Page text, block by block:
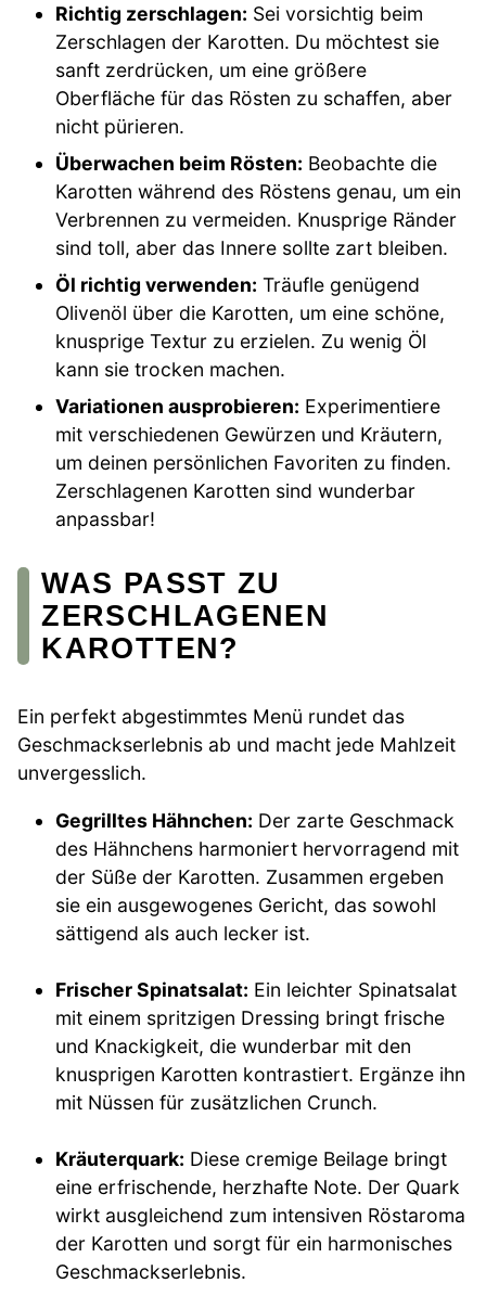
Richtig zerschlagen: Sei vorsichtig beim
Zerschlagen der Karotten. Du möchtest sie
sanft zerdrücken, um eine größere
Oberfläche für das Rösten zu schaffen, aber
nicht pürieren.
Überwachen beim Rösten: Beobachte die
Karotten während des Röstens genau, um ein
Verbrennen zu vermeiden. Knusprige Ränder
sind toll, aber das Innere sollte zart bleiben.
Öl richtig verwenden: Träufle genügend
Olivenöl über die Karotten, um eine schöne,
knusprige Textur zu erzielen. Zu wenig Öl
kann sie trocken machen.
Variationen ausprobieren: Experimentiere
mit verschiedenen Gewürzen und Kräutern,
um deinen persönlichen Favoriten zu finden.
Zerschlagenen Karotten sind wunderbar
anpassbar!
WAS PASST ZU
ZERSCHLAGENEN
KAROTTEN?
Ein perfekt abgestimmtes Menü rundet das
Geschmackserlebnis ab und macht jede Mahlzeit
unvergesslich.
Gegrilltes Hähnchen: Der zarte Geschmack
des Hähnchens harmoniert hervorragend mit
der Süße der Karotten. Zusammen ergeben
sie ein ausgewogenes Gericht, das sowohl
sättigend als auch lecker ist.
Frischer Spinatsalat: Ein leichter Spinatsalat
mit einem spritzigen Dressing bringt frische
und Knackigkeit, die wunderbar mit den
knusprigen Karotten kontrastiert. Ergänze ihn
mit Nüssen für zusätzlichen Crunch.
Kräuterquark: Diese cremige Beilage bringt
eine erfrischende, herzhafte Note. Der Quark
wirkt ausgleichend zum intensiven Röstaroma
der Karotten und sorgt für ein harmonisches
Geschmackserlebnis.